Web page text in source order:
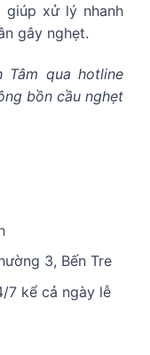
xử lý nhanh
gây nghẹt.
Tâm qua hotline
bồn cầu nghẹt
3, Bến Tre
7 kể cả ngày lễ